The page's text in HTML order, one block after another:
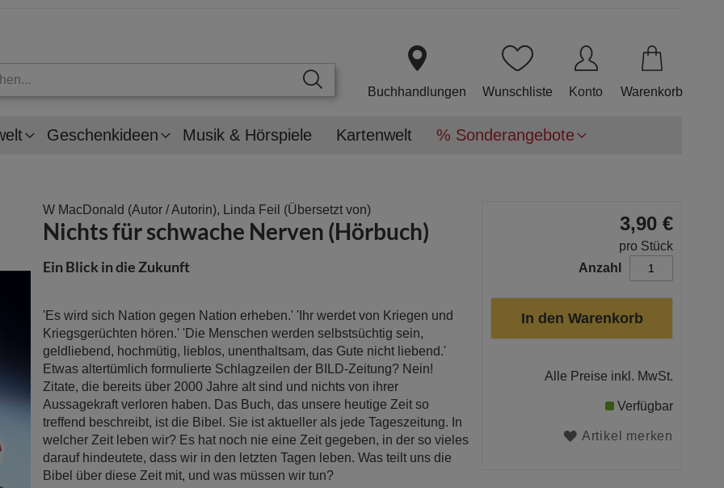
Buchhandlungen Wunschliste Konto Warenkorb
Geschenkideen Musik & Hörspiele Kartenwelt % Sonderangebote
W MacDonald (Autor / Autorin), Linda Feil (Übersetzt von)
Nichts für schwache Nerven (Hörbuch)
Ein Blick in die Zukunft
'Es wird sich Nation gegen Nation erheben.' 'Ihr werdet von Kriegen und
Kriegsgerüchten hören.' 'Die Menschen werden selbstsüchtig sein,
geldliebend, hochmütig, lieblos, unenthaltsam, das Gute nicht liebend.'
Etwas altertümlich formulierte Schlagzeilen der BILD-Zeitung? Nein!
Zitate, die bereits über 2000 Jahre alt sind und nichts von ihrer
Aussagekraft verloren haben. Das Buch, das unsere heutige Zeit so
treffend beschreibt, ist die Bibel. Sie ist aktueller als jede Tageszeitung. In
welcher Zeit leben wir? Es hat noch nie eine Zeit gegeben, in der so vieles
darauf hindeutete, dass wir in den letzten Tagen leben. Was teilt uns die
Bibel über diese Zeit mit, und was müssen wir tun?
3,90 €
pro Stück
Anzahl
In den Warenkorb
Alle Preise inkl. MwSt.
Verfügbar
Artikel merken